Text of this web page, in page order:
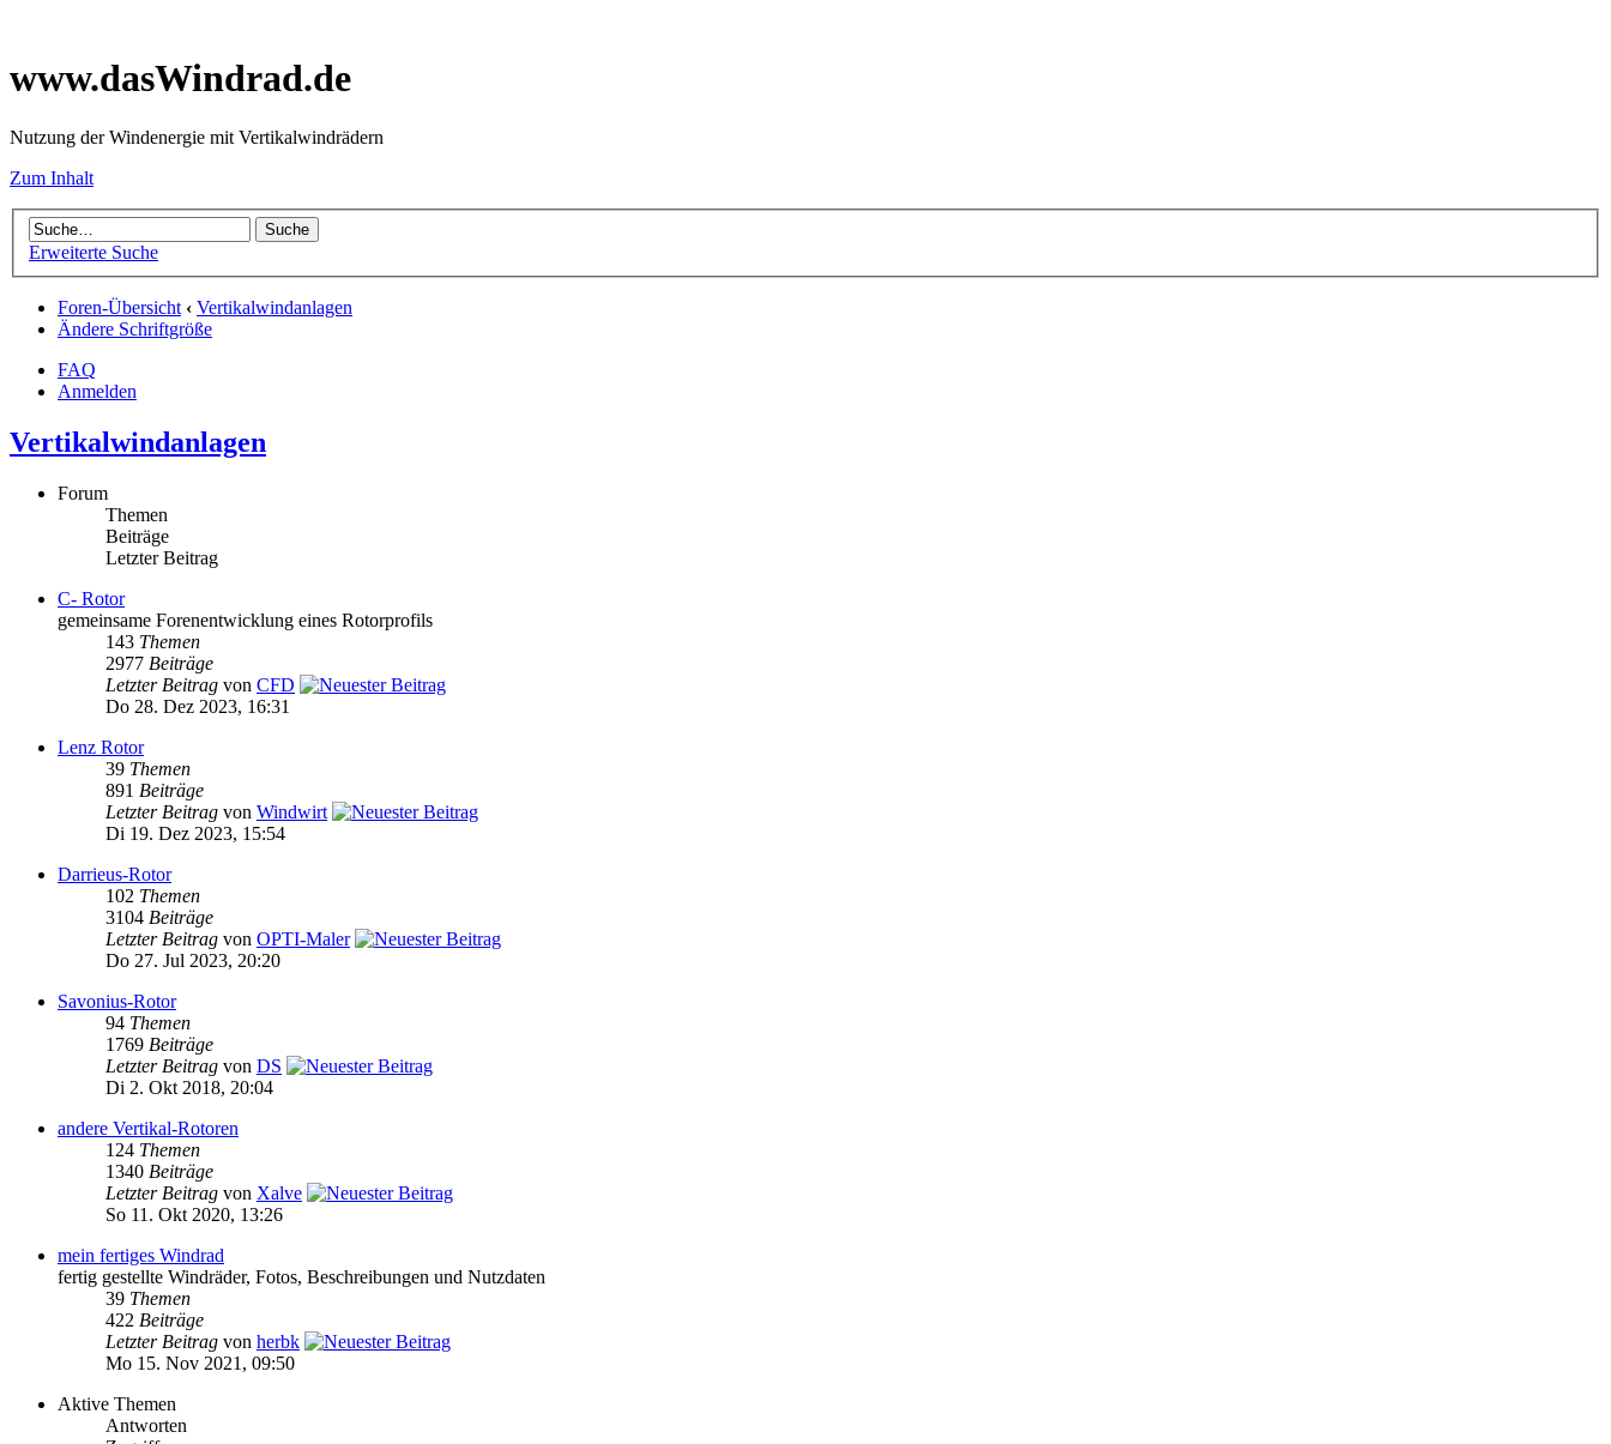
www.dasWindrad.de
Nutzung der Windenergie mit Vertikalwindrädern
Zum Inhalt
Erweiterte Suche
Foren-Übersicht ‹ Vertikalwindanlagen
Ändere Schriftgröße
FAQ
Anmelden
Vertikalwindanlagen
Forum
Themen
Beiträge
Letzter Beitrag
C- Rotor
gemeinsame Forenentwicklung eines Rotorprofils
143 Themen
2977 Beiträge
Letzter Beitrag von CFD
Do 28. Dez 2023, 16:31
Lenz Rotor
39 Themen
891 Beiträge
Letzter Beitrag von Windwirt
Di 19. Dez 2023, 15:54
Darrieus-Rotor
102 Themen
3104 Beiträge
Letzter Beitrag von OPTI-Maler
Do 27. Jul 2023, 20:20
Savonius-Rotor
94 Themen
1769 Beiträge
Letzter Beitrag von DS
Di 2. Okt 2018, 20:04
andere Vertikal-Rotoren
124 Themen
1340 Beiträge
Letzter Beitrag von Xalve
So 11. Okt 2020, 13:26
mein fertiges Windrad
fertig gestellte Windräder, Fotos, Beschreibungen und Nutzdaten
39 Themen
422 Beiträge
Letzter Beitrag von herbk
Mo 15. Nov 2021, 09:50
Aktive Themen
Antworten